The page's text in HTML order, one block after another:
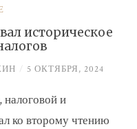
историческое
/ 5 ОКТЯБРЯ, 2024
и
ко второму чтению